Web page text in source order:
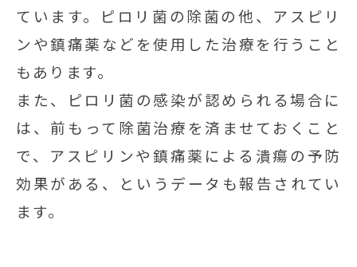
ています。ピロリ菌の除菌の他、アスピリ
ンや鎮痛薬などを使用した治療を行うこと
もあります。
また、ピロリ菌の感染が認められる場合に
は、前もって除菌治療を済ませておくこと
で、アスピリンや鎮痛薬による潰瘍の予防
効果がある、というデータも報告されてい
ます。